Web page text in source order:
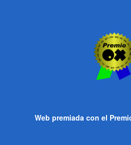
Web premiada con el